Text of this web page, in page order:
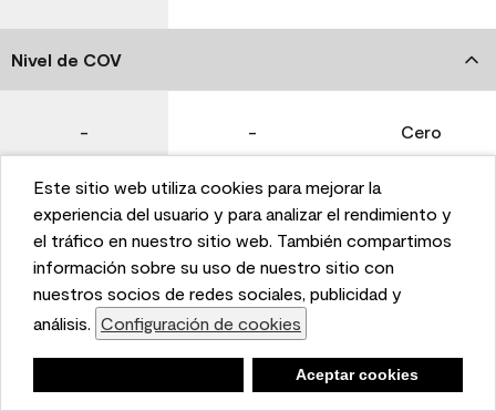
This website uses cookies to enhance user experience
and to analyze performance and traffic on our website.
We also share information about your use of our site
with our social media, advertising, and analytics
partners. Cookie Settings
Accept Cookies
Este sitio web utiliza cookies para mejorar la
experiencia del usuario y para analizar el rendimiento y
el tráfico en nuestro sitio web. También compartimos
información sobre su uso de nuestro sitio con
nuestros socios de redes sociales, publicidad y
análisis. Configuración de cookies
Aceptar cookies
Nivel de COV
- - Cero
Coverage (Sq. Ft./Gal)
350-400 400-450 400-450